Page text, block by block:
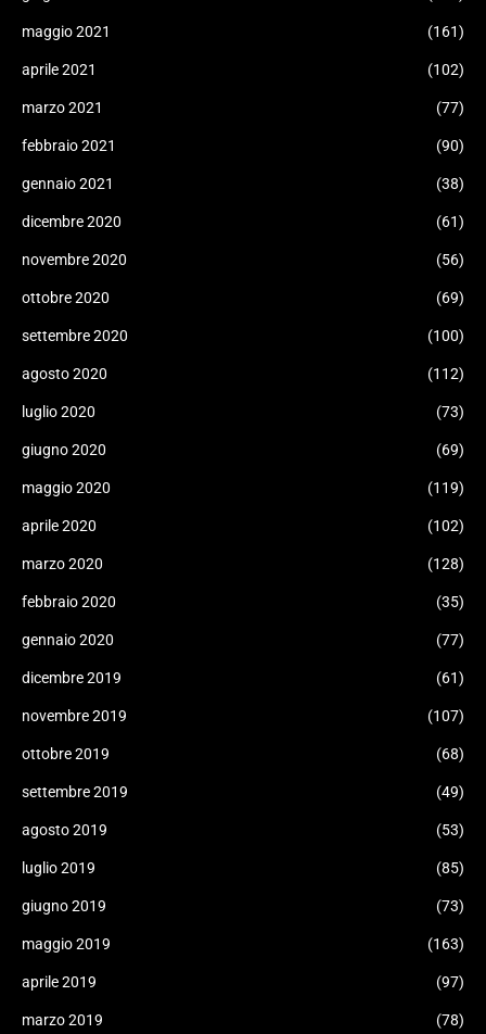
maggio 2021 (161)
aprile 2021 (102)
marzo 2021 (77)
febbraio 2021 (90)
gennaio 2021 (38)
dicembre 2020 (61)
novembre 2020 (56)
ottobre 2020 (69)
settembre 2020 (100)
agosto 2020 (112)
luglio 2020 (73)
giugno 2020 (69)
maggio 2020 (119)
aprile 2020 (102)
marzo 2020 (128)
febbraio 2020 (35)
gennaio 2020 (77)
dicembre 2019 (61)
novembre 2019 (107)
ottobre 2019 (68)
settembre 2019 (49)
agosto 2019 (53)
luglio 2019 (85)
giugno 2019 (73)
maggio 2019 (163)
aprile 2019 (97)
marzo 2019 (78)